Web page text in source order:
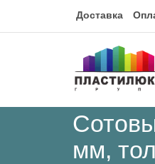
Доставка
мм,